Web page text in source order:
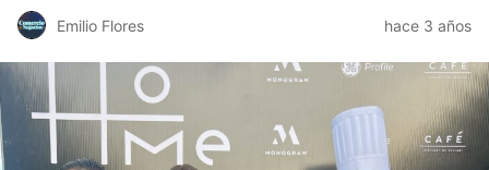
Emilio Flores hace 3 años